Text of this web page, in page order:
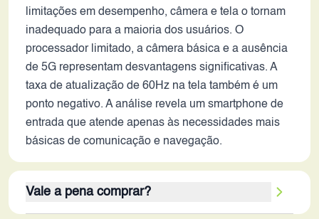
limitações em desempenho, câmera e tela o tornam
inadequado para a maioria dos usuários. O
processador limitado, a câmera básica e a ausência
de 5G representam desvantagens significativas. A
taxa de atualização de 60Hz na tela também é um
ponto negativo. A análise revela um smartphone de
entrada que atende apenas às necessidades mais
básicas de comunicação e navegação.
Vale a pena comprar?